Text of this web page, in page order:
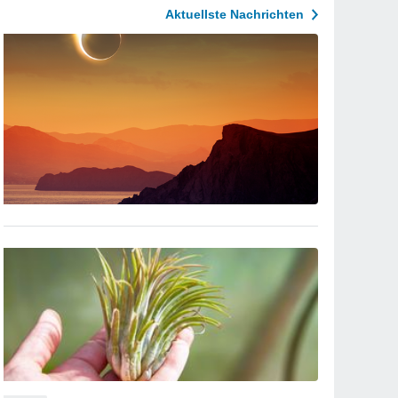
Aktuellste Nachrichten